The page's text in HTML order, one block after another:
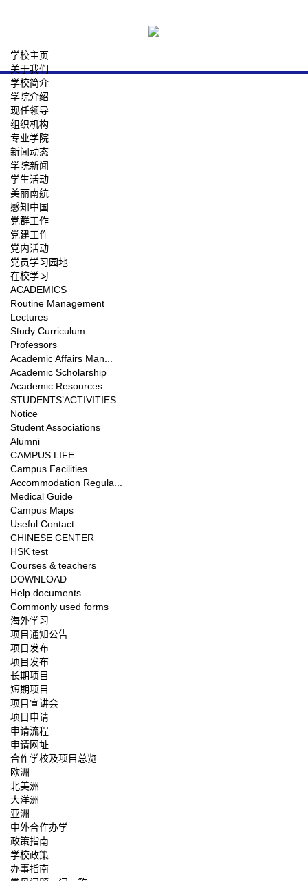
学校主页
关于我们
学校简介
学院介绍
现任领导
组织机构
专业学院
新闻动态
学院新闻
学生活动
美丽南航
感知中国
党群工作
党建工作
党内活动
党员学习园地
在校学习
ACADEMICS
Routine Management
Lectures
Study Curriculum
Professors
Academic Affairs Man...
Academic Scholarship
Academic Resources
STUDENTS’ACTIVITIES
Notice
Student Associations
Alumni
CAMPUS LIFE
Campus Facilities
Accommodation Regula...
Medical Guide
Campus Maps
Useful Contact
CHINESE CENTER
HSK test
Courses & teachers
DOWNLOAD
Help documents
Commonly used forms
海外学习
项目通知公告
项目发布
项目发布
长期项目
短期项目
项目宣讲会
项目申请
申请流程
申请网址
合作学校及项目总览
欧洲
北美洲
大洋洲
亚洲
中外合作办学
政策指南
学校政策
办事指南